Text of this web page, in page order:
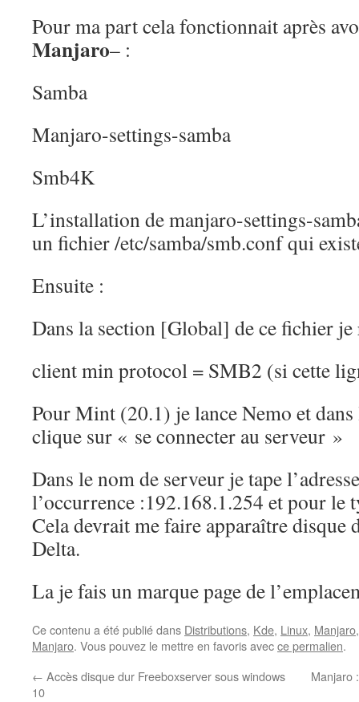
Pour ma part cela fonctionnait après
Manjaro– :
Samba
Manjaro-settings-samba
Smb4K
L’installation de manjaro-settings-
un fichier /etc/samba/smb.conf qui
Ensuite :
Dans la section [Global] de ce fichier je
client min protocol = SMB2 (si cette
Pour Mint (20.1) je lance Nemo et
clique sur « se connecter au serveur »
Dans le nom de serveur je tape
l’occurrence :192.168.1.254 et pour le
Cela devrait me faire apparaître disque
Delta.
La je fais un marque page de
Ce contenu a été publié dans Distributions, Kde, Linux, Manjaro
Manjaro. Vous pouvez le mettre en favoris avecce permalien.
← Accès disque dur Freeboxserver sous windows
10
Manjaro